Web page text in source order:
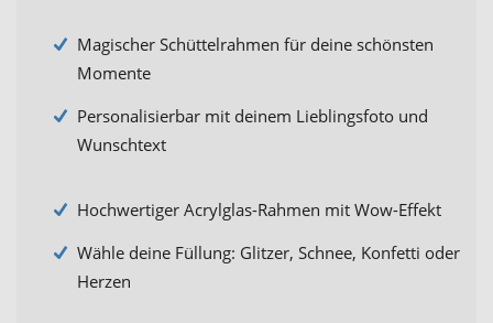
Magischer Schüttelrahmen für deine schönsten
Momente
Personalisierbar mit deinem Lieblingsfoto und
Wunschtext
Hochwertiger Acrylglas-Rahmen mit Wow-Effekt
Wähle deine Füllung: Glitzer, Schnee, Konfetti oder
Herzen